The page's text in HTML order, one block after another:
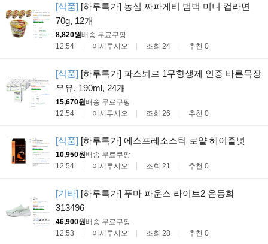
[식품] [하루특가] 농심 짜파게티 범벅 미니 컵라면
70g, 12개
8,820원배송 무료쿠팡
12:54
이시루시오 조회 24 추천 0
[식품] [하루특가] 파스퇴르 1무항생제 인증 바른목장
우유, 190ml, 24개
15,670원배송 무료쿠팡
12:54
이시루시오 조회 26 추천 0
[식품] [하루특가] 에스프레소스틱 로얄 헤이즐넛
10,950원배송 무료쿠팡
12:54
이시루시오 조회 21 추천 0
[기타] [하루특가] 푸마 파운스 라이트2 운동화
313496
46,900원배송 무료쿠팡
12:53
이시루시오 조회 28 추천 0